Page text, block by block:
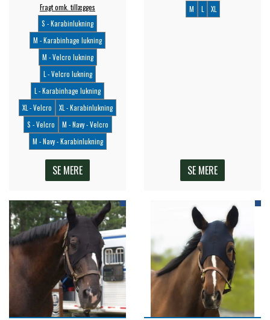
Fragt omk. tillægges
S - Karabinlukning
M - Karabinhage lukning
M - Velcro lukning
L - Velcro lukning
L - Karabinhage lukning
XL - Velcro
XL - Karabinlukning
S - Velcro
M - Navy - Velcro
M - Navy - Karabinlukning
SE MERE
M
L XL
SE MERE